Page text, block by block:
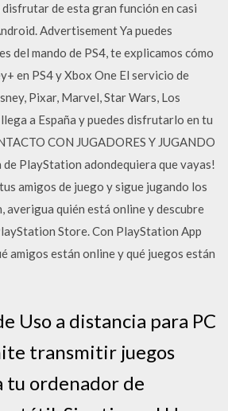
de esta gran función en casi
Advertisement Ya puedes
del mando de PS4, te explicamos cómo
en PS4 y Xbox One El servicio de
Pixar, Marvel, Star Wars, Los
llega a España y puedes disfrutarlo en tu
CON JUGADORES Y JUGANDO
PlayStation adondequiera que vayas!
amigos de juego y sigue jugando los
averigua quién está online y descubre
Store. Con PlayStation App
amigos están online y qué juegos están
Uso a distancia para PC
transmitir juegos
tu ordenador de